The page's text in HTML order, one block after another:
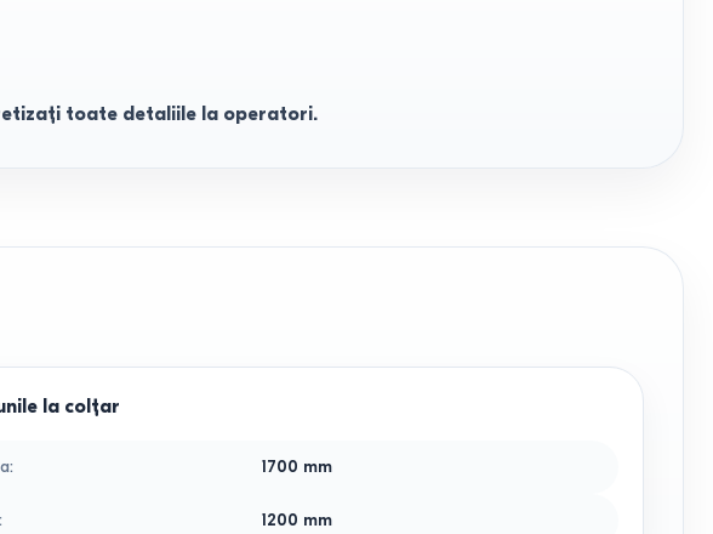
toate detaliile la operatori.
la colțar
: 1700 mm
: 1200 mm